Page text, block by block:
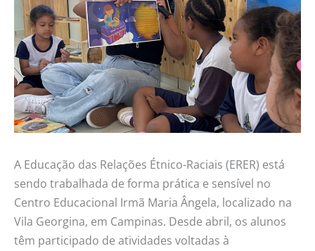
A Educação das Relações Étnico-Raciais (ERER) está
sendo trabalhada de forma prática e sensível no
Centro Educacional Irmã Maria Ângela, localizado na
Vila Georgina, em Campinas. Desde abril, os alunos
têm participado de atividades voltadas à